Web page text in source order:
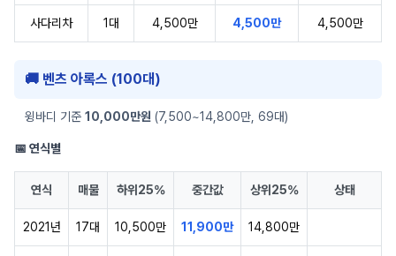
사다리차 1대 4,500만 4,500만 4,500만
🚚 벤츠 아록스 (100대)
윙바디 기준 10,000만원 (7,500~14,800만, 69대)
📅 연식별
연식 매물 하위25% 중간값 상위25% 상태
2021년 17대 10,500만 11,900만 14,800만